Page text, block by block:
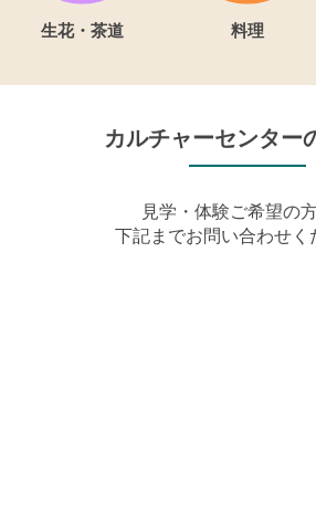
生花・茶道 料理
カルチャーセンター
見学・体験ご希望の方
下記までお問い合わせく